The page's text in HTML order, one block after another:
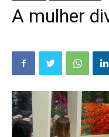
A mulher